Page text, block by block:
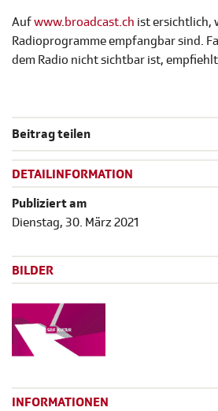
Aufwww.broadcast.ch ist ersichtlich,
Radioprogramme empfangbar sind.
dem Radio nicht sichtbar ist,
Beitrag teilen
DETAILINFORMATION
Publiziert am
Dienstag, 30. März 2021
BILDER
INFORMATIONEN